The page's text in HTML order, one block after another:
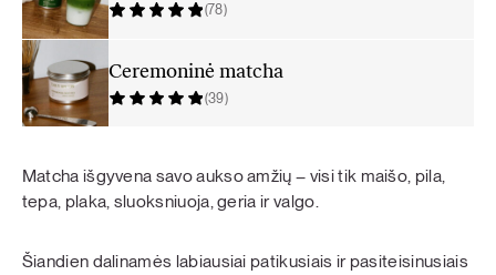
Matcha išgyvena savo aukso amžių – visi tik maišo, pila,
tepa, plaka, sluoksniuoja, geria ir valgo.
Šiandien dalinamės labiausiai patikusiais ir pasiteisinusiais
(78)
Ceremoninė matcha
(39)